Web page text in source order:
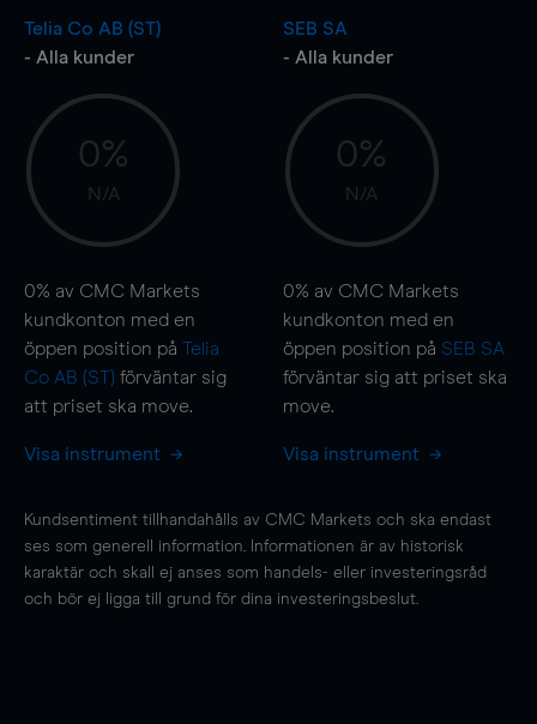
Telia Co AB (ST)
- Alla kunder
0%
N/A
0% av CMC Markets
kundkonton med en
öppen position på Telia
Co AB (ST) förväntar sig
att priset ska move.
Visa instrument
SEB SA
- Alla kunder
0%
N/A
0% av CMC Markets
kundkonton med en
öppen position på SEB SA
förväntar sig att priset ska
move.
Visa instrument
Kundsentiment tillhandahålls av CMC Markets och ska endast
ses som generell information. Informationen är av historisk
karaktär och skall ej anses som handels- eller investeringsråd
och bör ej ligga till grund för dina investeringsbeslut.